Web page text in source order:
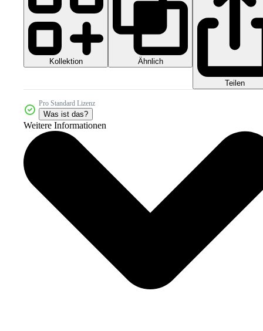
Kollektion Ähnlich
Teilen
Pro Standard Lizenz
Was ist das?
Weitere Informationen